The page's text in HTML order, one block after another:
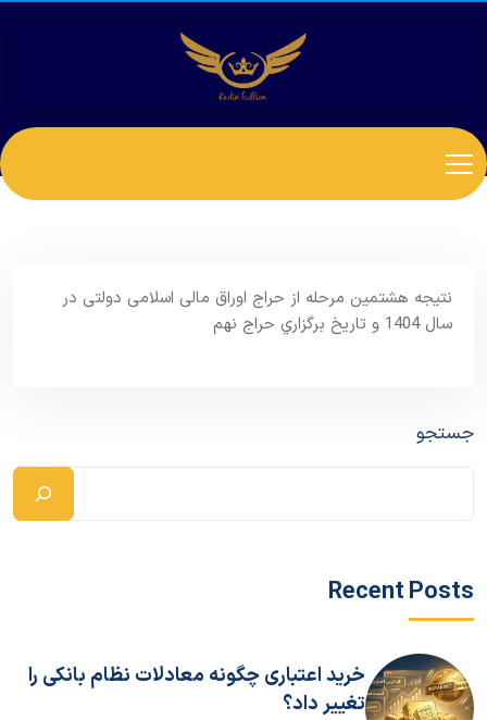
نتیجه هشتمین مرحله از حراج اوراق مالی اسلامی دولتی در
سال 1404 و تاریخ برگزاري حراج نهم
جستجو
Recent Posts
خرید اعتباری چگونه معادلات نظام بانکی را
تغییر داد؟